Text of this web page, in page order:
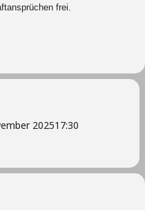
frei.
202517:30